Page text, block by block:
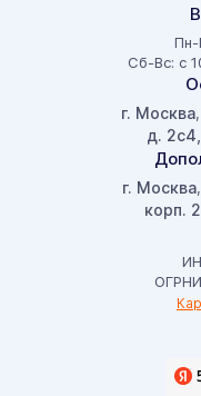
Пн-
Сб-Вс: с
г. Москва,
д.
г. Москва,
корп.